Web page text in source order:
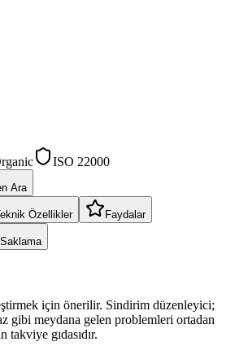
ISO 22000
Ara
Özellikler Faydalar
Saklama
için önerilir. Sindirim düzenleyici;
gibi meydana gelen problemleri ortadan
takviye gıdasıdır.